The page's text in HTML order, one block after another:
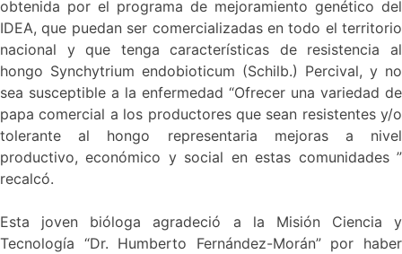
obtenida por el programa de mejoramiento genético del
IDEA, que puedan ser comercializadas en todo el territorio
nacional y que tenga características de resistencia al
hongo Synchytrium endobioticum (Schilb.) Percival, y no
sea susceptible a la enfermedad “Ofrecer una variedad de
papa comercial a los productores que sean resistentes y/o
tolerante al hongo representaria mejoras a nivel
productivo, económico y social en estas comunidades ”
recalcó.
Esta joven bióloga agradeció a la Misión Ciencia y
Tecnología “Dr. Humberto Fernández-Morán” por haber